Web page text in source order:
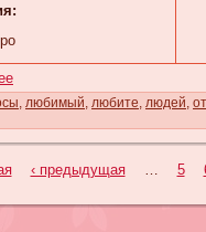
, любимый, любите, людей,
‹ предыдущая 5